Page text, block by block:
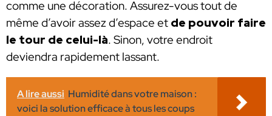
comme une décoration. Assurez-vous tout de
même d’avoir assez d’espace et de pouvoir faire
le tour de celui-là. Sinon, votre endroit
deviendra rapidement lassant.
A lire aussi Humidité dans votre maison :
voici la solution efficace à tous les coups